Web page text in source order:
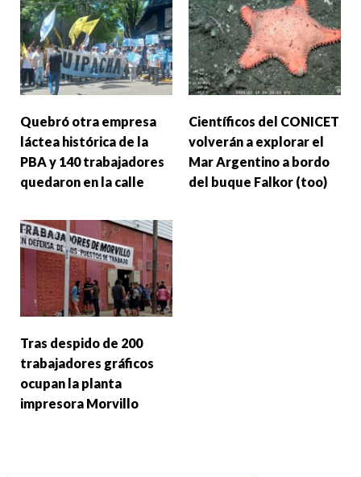
Quebró otra empresa
láctea histórica de la
PBA y 140 trabajadores
quedaron en la calle
Científicos del CONICET
volverán a explorar el
Mar Argentino a bordo
del buque Falkor (too)
Tras despido de 200
trabajadores gráficos
ocupan la planta
impresora Morvillo